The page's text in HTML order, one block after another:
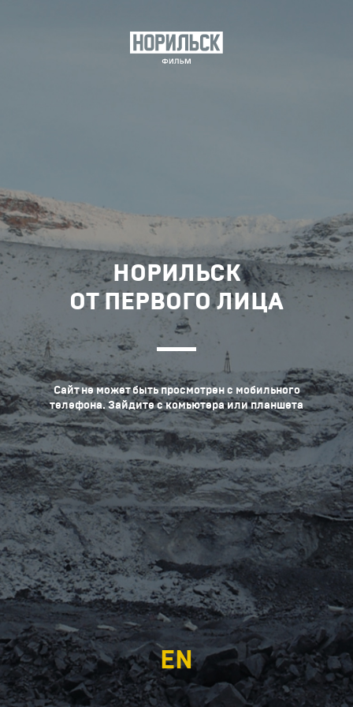
НОРИЛЬСК
ОТ ПЕРВОГО ЛИЦА
Сайт не может быть просмотрен с мобильного
телефона. Зайдите с комьютера или планшета
EN